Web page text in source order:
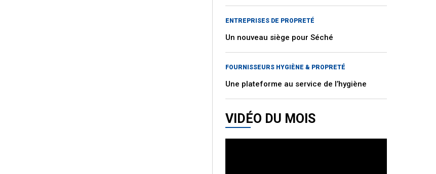
ENTREPRISES DE PROPRETÉ
Un nouveau siège pour Séché
FOURNISSEURS HYGIÈNE & PROPRETÉ
Une plateforme au service de l’hygiène
VIDÉO DU MOIS